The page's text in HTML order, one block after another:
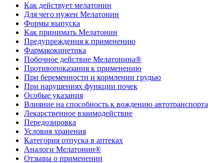
Как действует мелатонин
Для чего нужен Мелатонин
Формы выпуска
Как принимать Мелатонин
Предупреждения к применению
Фармакокинетика
Побочное действие Мелатонина®
Противопоказания к применению
При беременности и кормлении грудью
При нарушениях функции почек
Особые указания
Влияние на способность к вождению автотранспорта
Лекарственное взаимодействие
Передозировка
Условия хранения
Категория отпуска в аптеках
Аналоги Мелатонин®
Отзывы о применении